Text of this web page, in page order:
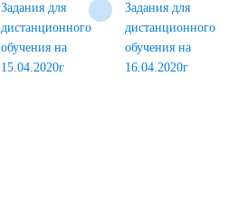
Задания для
дистанционного
обучения на
15.04.2020г
Задания для
дистанционного
обучения на
16.04.2020г